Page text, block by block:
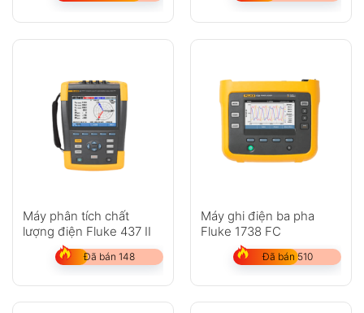
Máy phân tích chất
lượng điện Fluke 437 II
Đã bán 148
Máy ghi điện ba pha
Fluke 1738 FC
Đã bán 510